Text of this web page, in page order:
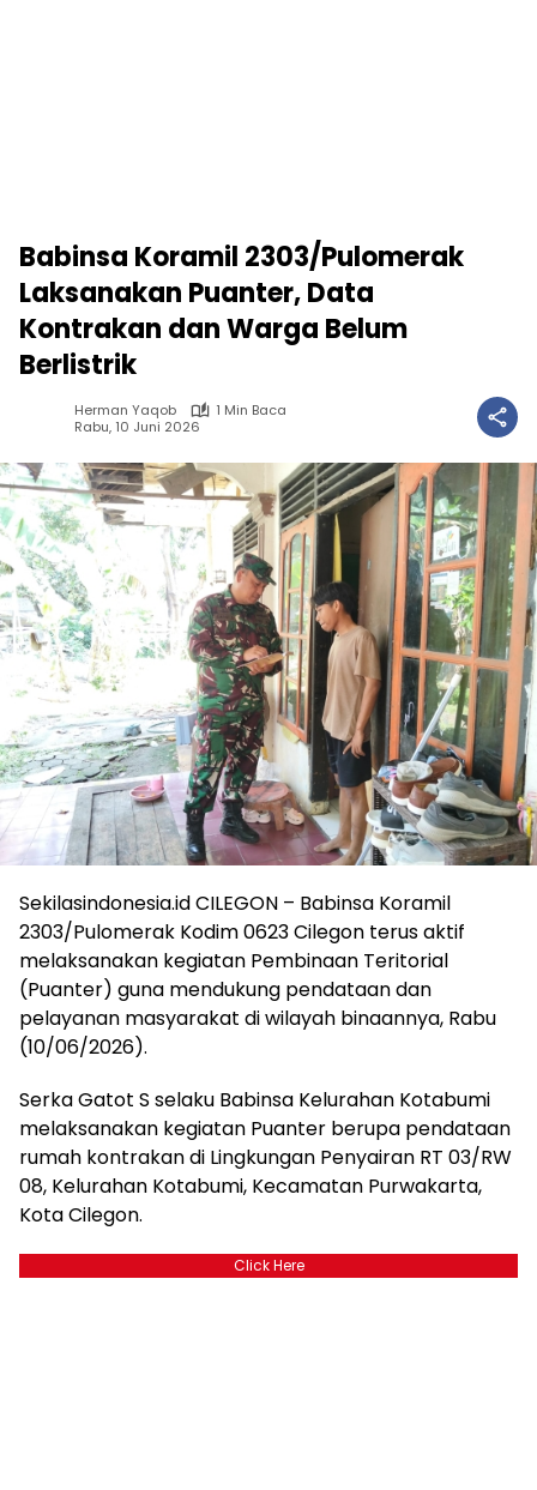
Babinsa Koramil 2303/Pulomerak
Laksanakan Puanter, Data
Kontrakan dan Warga Belum
Berlistrik
Herman Yaqob
1 Min Baca
Rabu, 10 Juni 2026
Sekilasindonesia.id CILEGON – Babinsa Koramil
2303/Pulomerak Kodim 0623 Cilegon terus aktif
melaksanakan kegiatan Pembinaan Teritorial
(Puanter) guna mendukung pendataan dan
pelayanan masyarakat di wilayah binaannya, Rabu
(10/06/2026).
Serka Gatot S selaku Babinsa Kelurahan Kotabumi
melaksanakan kegiatan Puanter berupa pendataan
rumah kontrakan di Lingkungan Penyairan RT 03/RW
08, Kelurahan Kotabumi, Kecamatan Purwakarta,
Kota Cilegon.
Click Here